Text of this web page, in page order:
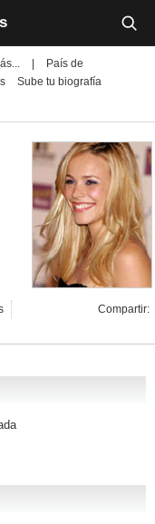
País de
Sube tu biografía
Compartir: